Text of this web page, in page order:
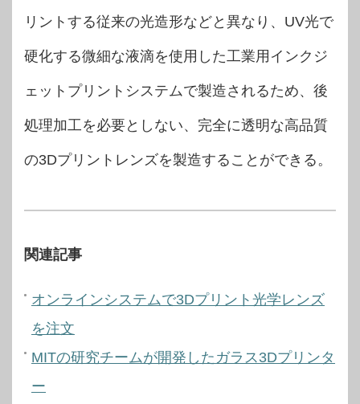
リントする従来の光造形などと異なり、UV光で
硬化する微細な液滴を使用した工業用インクジ
ェットプリントシステムで製造されるため、後
処理加工を必要としない、完全に透明な高品質
の3Dプリントレンズを製造することができる。
関連記事
オンラインシステムで3Dプリント光学レンズ
を注文
MITの研究チームが開発したガラス3Dプリンタ
ー